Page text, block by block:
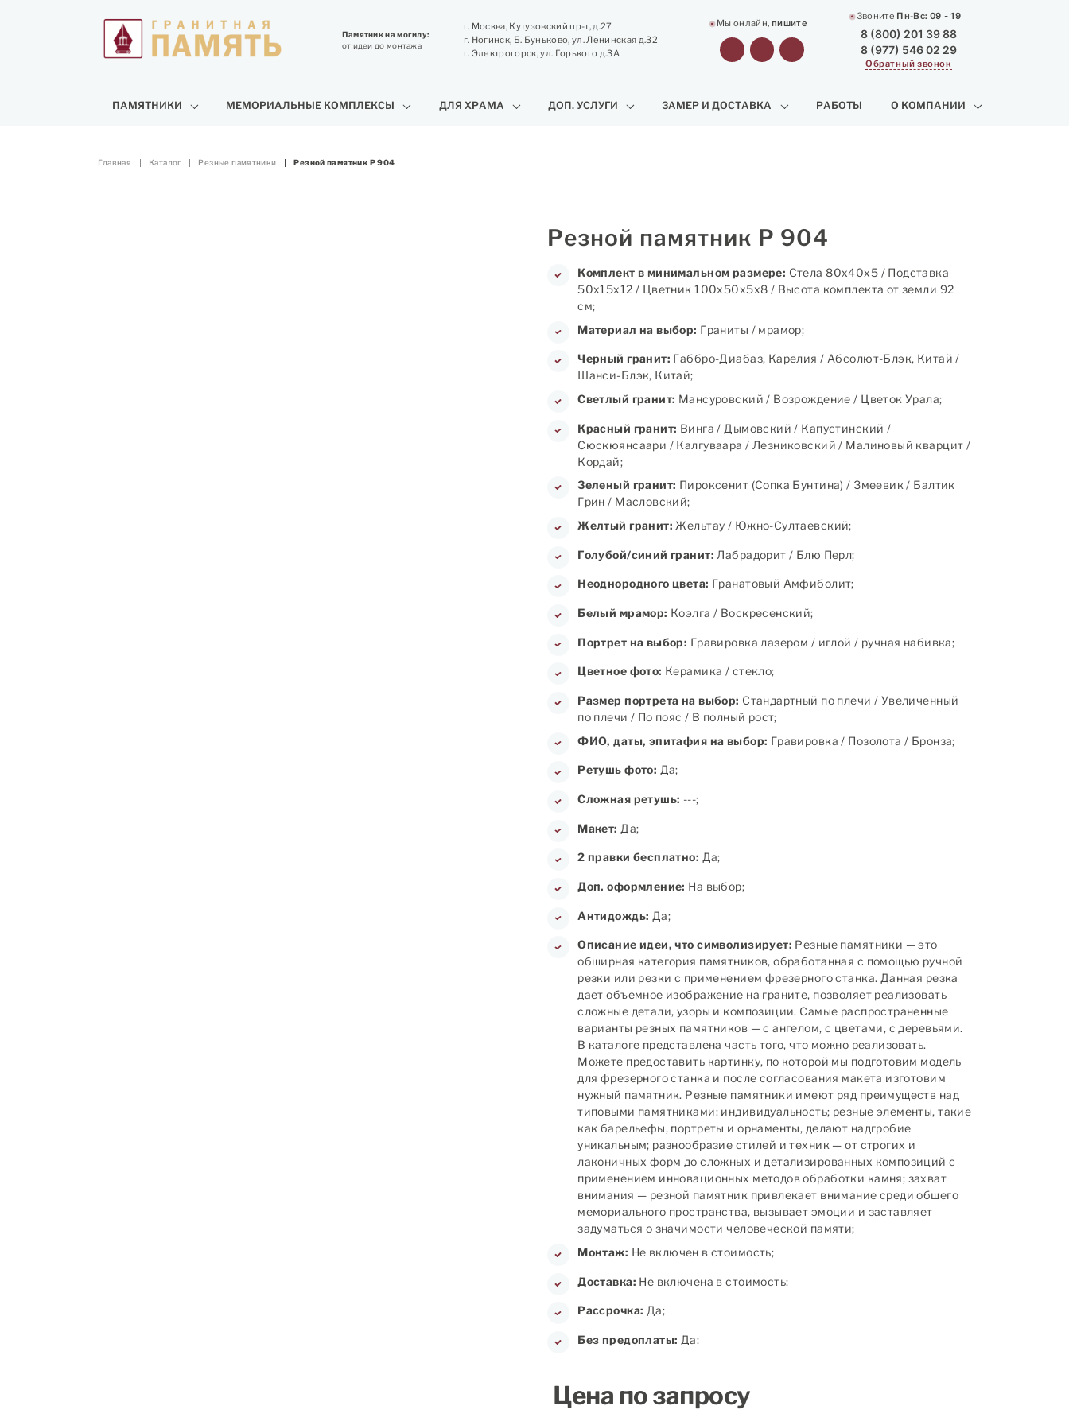
Памятник на могилу:
от идеи до монтажа
г. Москва, Кутузовский пр-т, д.27
г. Ногинск, Б. Буньково, ул. Ленинская д.32
г. Электрогорск, ул. Горького д.3А
Мы онлайн, пишите
Звоните Пн-Вс: 09 - 19
8 (800) 201 39 88
8 (977) 546 02 29
Обратный звонок
ПАМЯТНИКИ МЕМОРИАЛЬНЫЕ КОМПЛЕКСЫ ДЛЯ ХРАМА ДОП. УСЛУГИ ЗАМЕР И ДОСТАВКА РАБОТЫ О КОМПАНИИ
Главная Каталог Резные памятники Резной памятник Р 904
Резной памятник Р 904
Комплект в минимальном размере: Стела 80х40х5 / Подставка
50х15х12 / Цветник 100х50х5х8 / Высота комплекта от земли 92
см;
Материал на выбор: Граниты / мрамор;
Черный гранит: Габбро-Диабаз, Карелия / Абсолют-Блэк, Китай /
Шанси-Блэк, Китай;
Светлый гранит: Мансуровский / Возрождение / Цветок Урала;
Красный гранит: Винга / Дымовский / Капустинский /
Сюскюянсаари / Калгуваара / Лезниковский / Малиновый кварцит /
Кордай;
Зеленый гранит: Пироксенит (Сопка Бунтина) / Змеевик / Балтик
Грин / Масловский;
Желтый гранит: Жельтау / Южно-Султаевский;
Голубой/синий гранит: Лабрадорит / Блю Перл;
Неоднородного цвета: Гранатовый Амфиболит;
Белый мрамор: Коэлга / Воскресенский;
Портрет на выбор: Гравировка лазером / иглой / ручная набивка;
Цветное фото: Керамика / стекло;
Размер портрета на выбор: Стандартный по плечи / Увеличенный
по плечи / По пояс / В полный рост;
ФИО, даты, эпитафия на выбор: Гравировка / Позолота / Бронза;
Ретушь фото: Да;
Сложная ретушь: ---;
Макет: Да;
2 правки бесплатно: Да;
Доп. оформление: На выбор;
Антидождь: Да;
Описание идеи, что символизирует: Резные памятники — это
обширная категория памятников, обработанная с помощью ручной
резки или резки с применением фрезерного станка. Данная резка
дает объемное изображение на граните, позволяет реализовать
сложные детали, узоры и композиции. Самые распространенные
варианты резных памятников — с ангелом, с цветами, с деревьями.
В каталоге представлена часть того, что можно реализовать.
Можете предоставить картинку, по которой мы подготовим модель
для фрезерного станка и после согласования макета изготовим
нужный памятник. Резные памятники имеют ряд преимуществ над
типовыми памятниками: индивидуальность; резные элементы, такие
как барельефы, портреты и орнаменты, делают надгробие
уникальным; разнообразие стилей и техник — от строгих и
лаконичных форм до сложных и детализированных композиций с
применением инновационных методов обработки камня; захват
внимания — резной памятник привлекает внимание среди общего
мемориального пространства, вызывает эмоции и заставляет
задуматься о значимости человеческой памяти;
Монтаж: Не включен в стоимость;
Доставка: Не включена в стоимость;
Рассрочка: Да;
Без предоплаты: Да;
Цена по запросу